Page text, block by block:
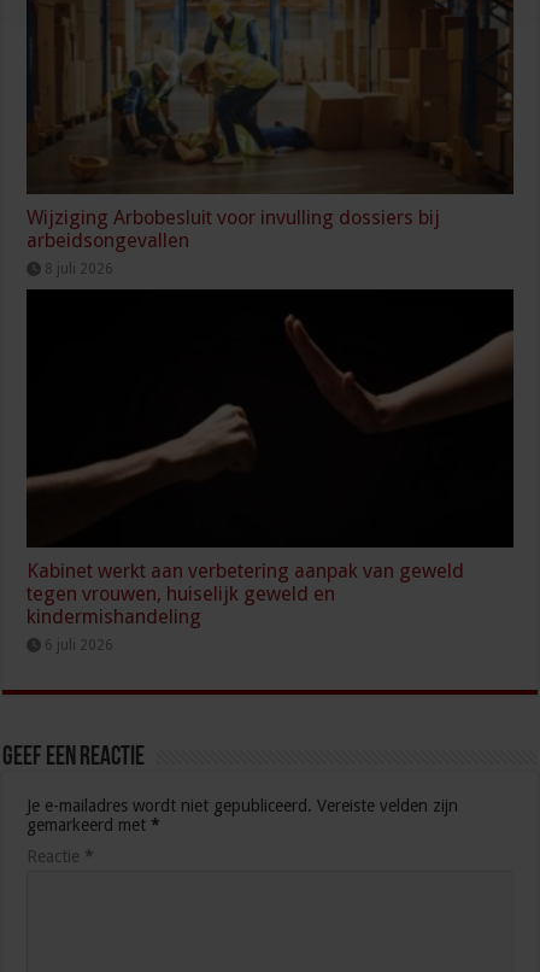
Wijziging Arbobesluit voor invulling dossiers bij
arbeidsongevallen
8 juli 2026
Kabinet werkt aan verbetering aanpak van geweld
tegen vrouwen, huiselijk geweld en
kindermishandeling
6 juli 2026
Geef een reactie
Je e-mailadres wordt niet gepubliceerd. Vereiste velden zijn
gemarkeerd met *
Reactie *